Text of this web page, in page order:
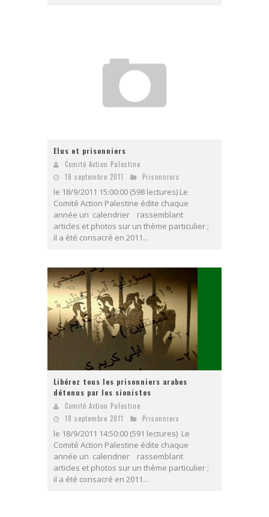
Elus et prisonniers
Comité Action Palestine
18 septembre 2011
Prisonniers
le 18/9/2011 15:00:00 (598 lectures) Le
Comité Action Palestine édite chaque
année un calendrier rassemblant
articles et photos sur un thème particulier ;
il a été consacré en 2011...
Libérez tous les prisonniers arabes
détenus par les sionistes
Comité Action Palestine
18 septembre 2011
Prisonniers
le 18/9/2011 14:50:00 (591 lectures) Le
Comité Action Palestine édite chaque
année un calendrier rassemblant
articles et photos sur un thème particulier ;
il a été consacré en 2011...